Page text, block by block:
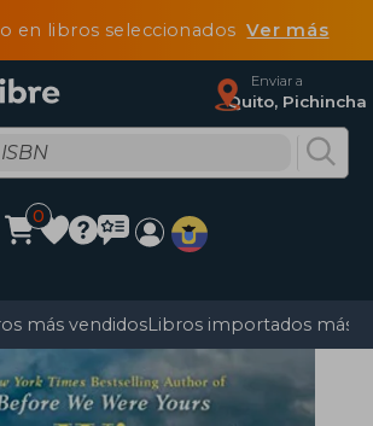
en libros seleccionadosVer más
Enviar a
Quito, Pichincha
0
más vendidosLibros importados más